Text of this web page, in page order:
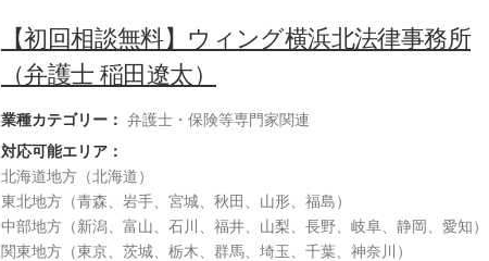
【初回相談無料】ウィング横浜北法律事務所
（弁護士 稲田遼太）
業種カテゴリー： 弁護士・保険等専門家関連
対応可能エリア：
北海道地方（北海道）
東北地方（青森、岩手、宮城、秋田、山形、福島）
中部地方（新潟、富山、石川、福井、山梨、長野、岐阜、静岡、愛知）
関東地方（東京、茨城、栃木、群馬、埼玉、千葉、神奈川）